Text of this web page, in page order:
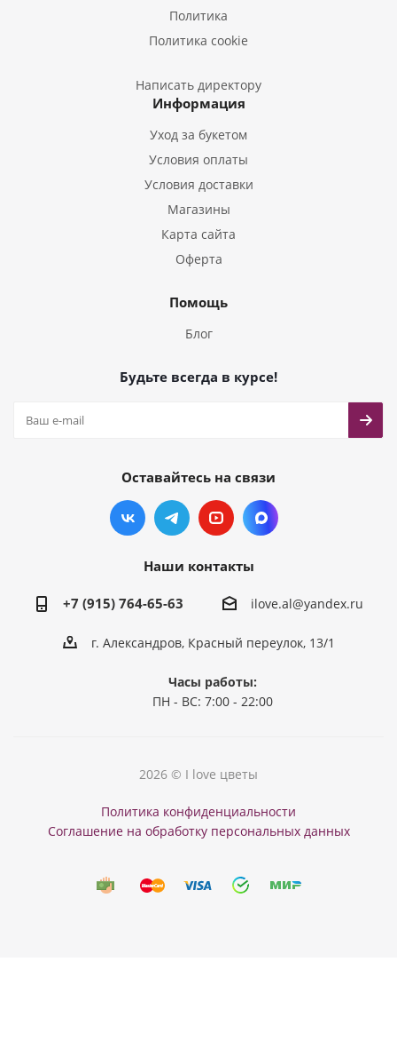
Букеты из Эустом
Букеты из Гладиолусов
Букеты из Тюльпанов
Политика
Политика cookie
Написать директору
Информация
Уход за букетом
Условия оплаты
Условия доставки
Магазины
Карта сайта
Оферта
Помощь
Блог
Будьте всегда в курсе!
Оставайтесь на связи
Наши контакты
+7 (915) 764-65-63 ilove.al@yandex.ru
г. Александров, Красный переулок, 13/1
Часы работы:
ПН - ВС: 7:00 - 22:00
2026 © I love цветы
Политика конфиденциальности
Соглашение на обработку персональных данных